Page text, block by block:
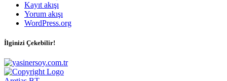
Kayıt akışı
Yorum akışı
WordPress.org
İlginizi Çekebilir!